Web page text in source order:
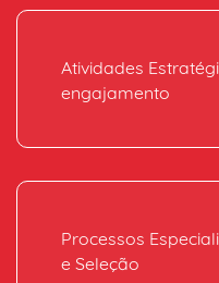
Atividades
engajamento
Processos
e Seleção